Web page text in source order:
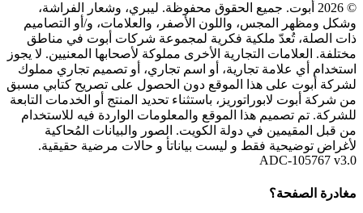
© 2026 أبوت. جميع الحقوق محفوظة. ليبري، وشعار الفراشة،
وشكل ومظهر المجس، واللون الأصفر، والعلامات، و/أو التصاميم
ذات الصلة، تُعدّ ملكية فكرية لمجموعة شركات أبوت في مناطق
مختلفة. العلامات التجارية الأخرى مملوكة لأصحابها المعنيين. لا يجوز
استخدام أي علامة تجارية، أو اسم تجاري، أو تصميم تجاري مملوك
لشركة أبوت على هذا الموقع دون الحصول على تصريح كتابي مسبق
من شركة أبوت لابوراتوريز، باستثناء تحديد المنتج أو الخدمات التابعة
للشركة. تم تصميم هذا الموقع والمعلومات الواردة فيه للاستخدام
من قبل المقيمين في دولة الكويت. الصور والبيانات المُحاكية
لأغراض توضيحية فقط و ليست بياناتأ و حالات مرضية حقيقية.
ADC-105767 v3.0
مغادرة الصفحة؟